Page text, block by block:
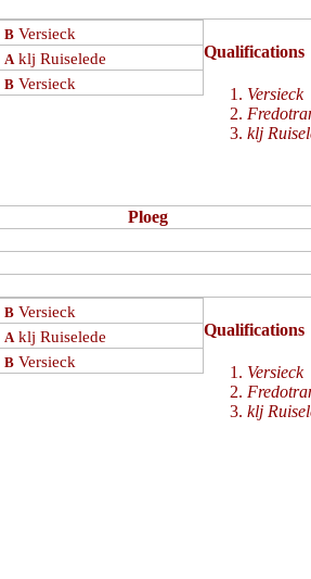
B Versieck
A klj Ruiselede
B Versieck
Qualifications
Versieck
klj
Ploeg
B Versieck
A klj Ruiselede
B Versieck
Qualifications
Versieck
klj